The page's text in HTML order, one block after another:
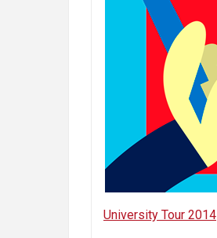
University Tour 2014